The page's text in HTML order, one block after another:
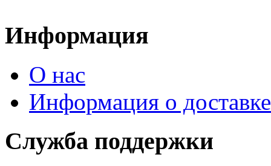
Информация
О нас
Информация о доставке
Служба поддержки